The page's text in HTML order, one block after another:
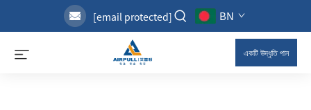
[email protected] BN
একটি উদ্ধৃতি পান